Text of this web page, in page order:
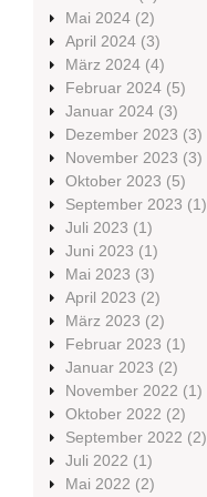
Mai 2024 (2)
April 2024 (3)
März 2024 (4)
Februar 2024 (5)
Januar 2024 (3)
Dezember 2023 (3)
November 2023 (3)
Oktober 2023 (5)
September 2023 (1)
Juli 2023 (1)
Juni 2023 (1)
Mai 2023 (3)
April 2023 (2)
März 2023 (2)
Februar 2023 (1)
Januar 2023 (2)
November 2022 (1)
Oktober 2022 (2)
September 2022 (2)
Juli 2022 (1)
Mai 2022 (2)